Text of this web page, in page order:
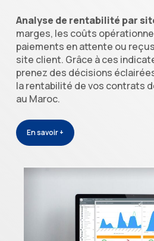
Analyse de rentabilité par
marges, les coûts
paiements en attente ou
site client. Grâce à ces
prenez des décisions
la rentabilité de vos contrats
au Maroc.
En savoir +